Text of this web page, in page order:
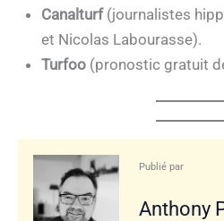
Canalturf(journalistes
et Nicolas Labourasse).
Turfoo(pronostic gratuit
Publié par
Anthony